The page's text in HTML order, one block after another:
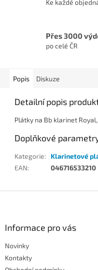
Ke každé
Přes 3000
po celé ČR
Popis Diskuze
Detailní popis
Plátky na Bb klarinet
Doplňkové
Kategorie:
Klarinetové
EAN: 046716533210
Informace pro vás
Novinky
Kontakty